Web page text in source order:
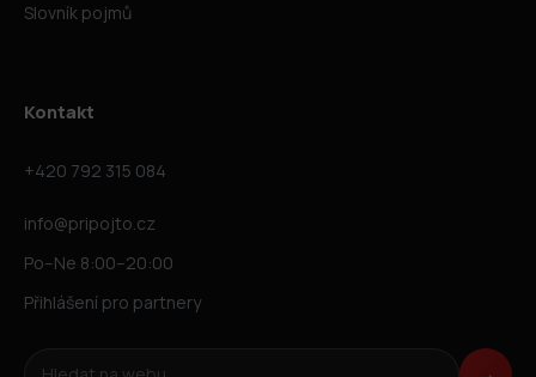
Slovník pojmů
Kontakt
+420 792 315 084
info@pripojto.cz
Po–Ne 8:00–20:00
Přihlášení pro partnery
Hledat na webu